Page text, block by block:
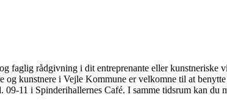
rådgivning i dit entreprenante eller kunstneriske
kunstnere i Vejle Kommune er velkomne til at
11 i Spinderihallernes Café. I samme tidsrum kan